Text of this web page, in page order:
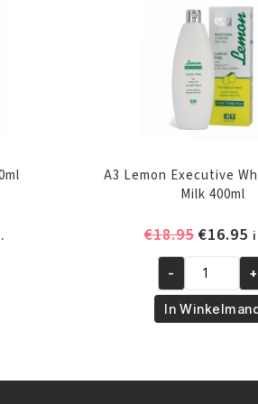
A3 Lemon Executive
Milk 400ml
€18.95
was:
€18.95.
€16.95
is:
A3
Lemon
Executive
- +
In